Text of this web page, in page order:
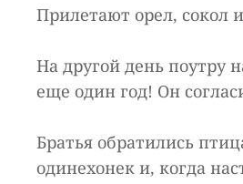
Прилетают орел, сокол
На другой день поутру
еще один год! Он
Братья обратились
одинехонек и, когда